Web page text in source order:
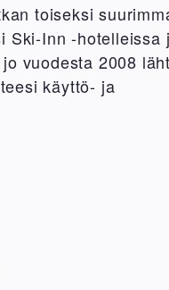
toiseksi
Ski-Inn -hotelleissa
vuodesta 2008
käyttö- ja